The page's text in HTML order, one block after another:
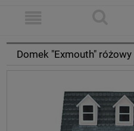
Domek "Exmouth" różowy